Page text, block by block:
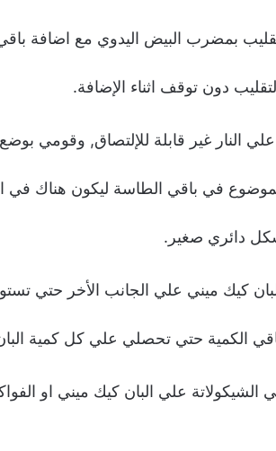
بمضرب البيض اليدوي مع اضافة
دون توقف اثناء الإضافة.
النار غير قابلة للإلتصاق, وقومي
في باقي الطاسة ليكون هناك في
دائري صغير.
كيك ميني علي الجانب الأخر حتي
الكمية حتي تحصلي علي كل كمية البان
علي البان كيك ميني او